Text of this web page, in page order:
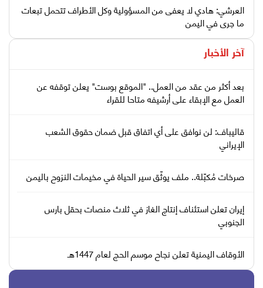
العرشي: هادي لا يعفى من المسؤولية وكل الأطراف تتحمل تبعات
ما جرى في اليمن
آخر الأخبار
بعد أكثر من عقد من العمل.. "الموقع بوست" يعلن توقفه عن
العمل مع الإبقاء على أرشيفه متاحا للقراء
قاليباف: لن نوافق على أي اتفاق قبل ضمان حقوق الشعب
الإيراني
صرخات مُكبّلة.. ملف يوثّق سير الحياة في مخيمات النزوح باليمن
إيران تعلن استئناف إنتاج الغاز في ثلاث منصات بحقل بارس
الجنوبي
الأوقاف اليمنية تعلن نجاح موسم الحج لعام 1447هـ